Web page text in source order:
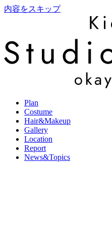
内容をスキップ
Plan
Costume
Hair&Makeup
Gallery
Location
Report
News&Topics